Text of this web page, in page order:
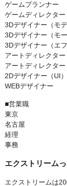
ゲームプランナー
ゲームディレクター
3Dデザイナー（モデ
3Dデザイナー（モー
3Dデザイナー（エフ
アートディレクター
アートディレクター
2Dデザイナー（UI）
WEBデザイナー
■営業職
東京
名古屋
経理
事務
エクストリーム
エクストリームは